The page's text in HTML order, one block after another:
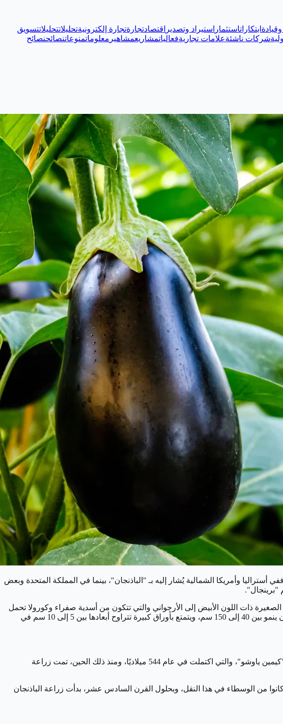
وقيادة ابتكاراتاستثمار استيراد وتصدير اقتصادتجارةتجارة إلكترونيةتحليلاتتحليلاتتسويق
شركات ناشئةعلامات تجاريةفعالياتمشاريعمشاهير معلوماتمنوعاتنصائحنصائح
وأمريكا الشمالية يُشار إليه بـ "الباذنجان"، بينما في المملكة المتحدة وبعض
"برينجال".
ذات اللون الأبيض إلى الأرجواني والتي تتكون من أسدية صفراء وكورولا تحمل
خمس فصوص، وتكون ثمار الباذنجان ذات لون أرجواني لامع تشبه شكل البيضة، وتتميز بلحم أبيض ولذيذ، يمكن للباذنجان أن ينمو بين 40 إلى 150 سم، ويتمتع بأوراق كبيرة تتراوح أبعادها بين 5 إلى 10 سم في
يمتد تاريخ زراعة الباذنجان إلى العصور القديمة، حيث يشير أول ذكر مسجل له إلى أطروحة زراعية قديمة للصينيين تدعى "كيمين ياوشو"، والتي اكتملت في عام 544 ميلاديًا، ومنذ ذلك الحين، تمت زراعة
من الوسطاء في هذا النقل، وبحلول القرن السادس عشر، بدأت زراعة الباذنجان